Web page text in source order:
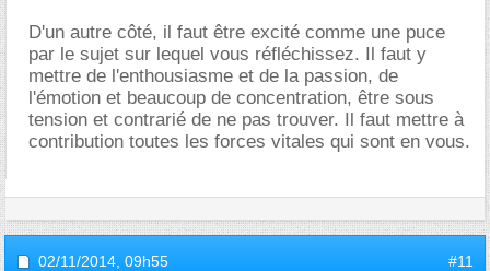
D'un autre côté, il faut être excité comme une puce
par le sujet sur lequel vous réfléchissez. Il faut y
mettre de l'enthousiasme et de la passion, de
l'émotion et beaucoup de concentration, être sous
tension et contrarié de ne pas trouver. Il faut mettre à
contribution toutes les forces vitales qui sont en vous.
02/11/2014, 09h55 #11